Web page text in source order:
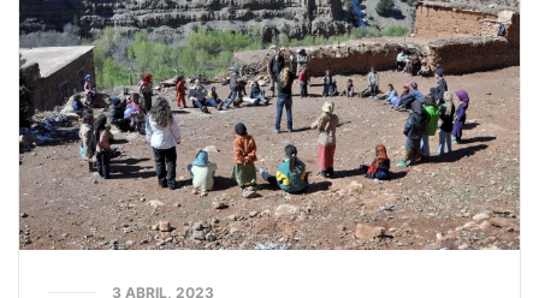
3 ABRIL, 2023